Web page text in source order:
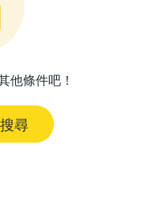
他條件吧！
尋